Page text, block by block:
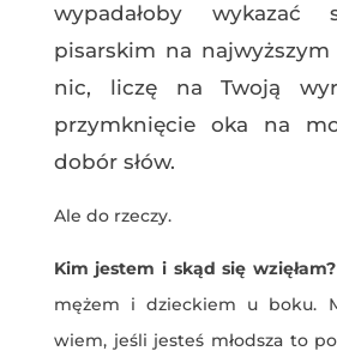
wypadałoby wykazać
pisarskim na
nic, liczę na Twoją
przymknięcie oka na
dobór słów.
Ale do rzeczy.
Kim jestem i skąd się wzięłam?
mężem i dzieckiem u boku.
wiem, jeśli jesteś młodsza to